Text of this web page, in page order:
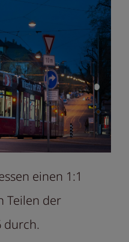
einen 1:1
Teilen der
durch.